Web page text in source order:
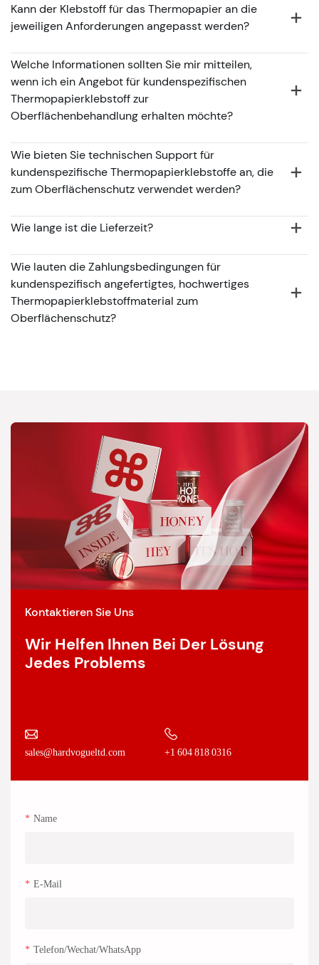
Kann der Klebstoff für das Thermopapier an die
jeweiligen Anforderungen angepasst werden?
Welche Informationen sollten Sie mir mitteilen,
wenn ich ein Angebot für kundenspezifischen
Thermopapierklebstoff zur
Oberflächenbehandlung erhalten möchte?
Wie bieten Sie technischen Support für
kundenspezifische Thermopapierklebstoffe an, die
zum Oberflächenschutz verwendet werden?
Wie lange ist die Lieferzeit?
Wie lauten die Zahlungsbedingungen für
kundenspezifisch angefertigtes, hochwertiges
Thermopapierklebstoffmaterial zum
Oberflächenschutz?
Kontaktieren Sie Uns
Wir Helfen Ihnen Bei Der Lösung
Jedes Problems
sales@hardvogueltd.com +1 604 818 0316
Name
E-Mail
Telefon/Wechat/WhatsApp